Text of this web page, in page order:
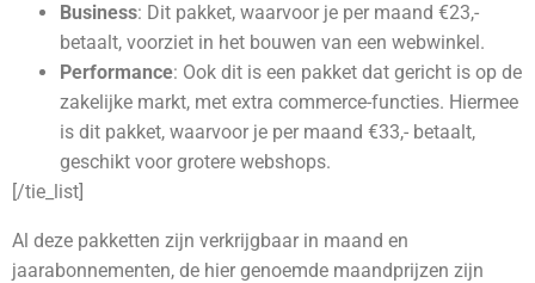
Business: Dit pakket, waarvoor je per maand €23,-
betaalt, voorziet in het bouwen van een webwinkel.
Performance: Ook dit is een pakket dat gericht is op de
zakelijke markt, met extra commerce-functies. Hiermee
is dit pakket, waarvoor je per maand €33,- betaalt,
geschikt voor grotere webshops.
[/tie_list]
Al deze pakketten zijn verkrijgbaar in maand en
jaarabonnementen, de hier genoemde maandprijzen zijn